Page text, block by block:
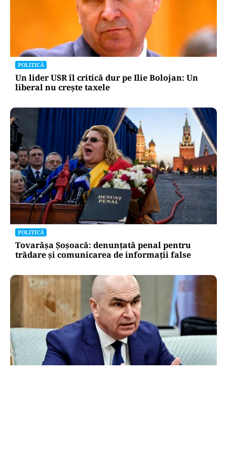
POLITICĂ
Un lider USR îl critică dur pe Ilie Bolojan: Un
liberal nu crește taxele
POLITICĂ
Tovarășa Șoșoacă: denunțată penal pentru
trădare și comunicarea de informații false